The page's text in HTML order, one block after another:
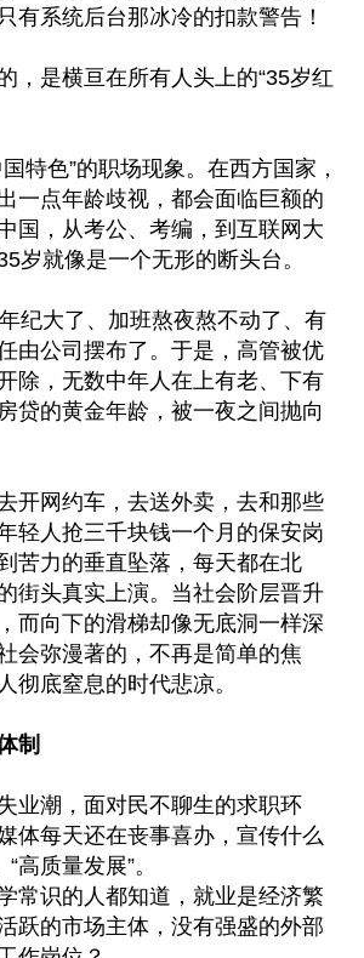
有系统后台那冰冷的扣款警告！
，是横亘在所有人头上的“35岁红
特色”的职场现象。在西方国家，
一点年龄歧视，都会面临巨额的
国，从考公、考编，到互联网大
岁就像是一个无形的断头台。
纪大了、加班熬夜熬不动了、有
由公司摆布了。于是，高管被优
除，无数中年人在上有老、下有
贷的黄金年龄，被一夜之间抛向
开网约车，去送外卖，去和那些
轻人抢三千块钱一个月的保安岗
苦力的垂直坠落，每天都在北
街头真实上演。当社会阶层晋升
而向下的滑梯却像无底洞一样深
会弥漫著的，不再是简单的焦
彻底窒息的时代悲凉。
制
业潮，面对民不聊生的求职环
体每天还在丧事喜办，宣传什么
高质量发展”。
常识的人都知道，就业是经济繁
跃的市场主体，没有强盛的外部